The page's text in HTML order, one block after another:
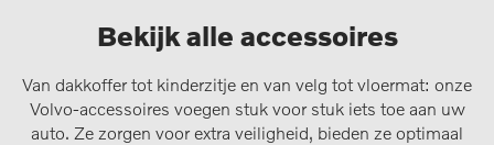
Bekijk alle accessoires
Van dakkoffer tot kinderzitje en van velg tot vloermat: onze
Volvo-accessoires voegen stuk voor stuk iets toe aan uw
auto. Ze zorgen voor extra veiligheid, bieden ze optimaal